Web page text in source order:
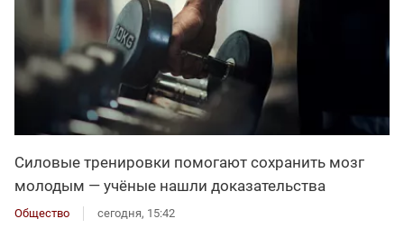
Силовые тренировки помогают сохранить мозг
молодым — учёные нашли доказательства
Общество сегодня, 15:42